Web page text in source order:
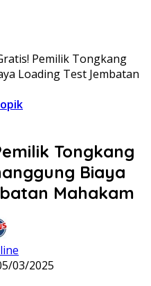
Pemilik Tongkang
Loading Test Jembatan
Tongkang
Biaya
Mahakam
03/2025